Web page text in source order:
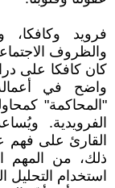
فرويد
والظروف
كان كافكا على
واضح في
"المحاكمة"
الفرويدية.
القارئ على
ذلك، من المهم
استخدام